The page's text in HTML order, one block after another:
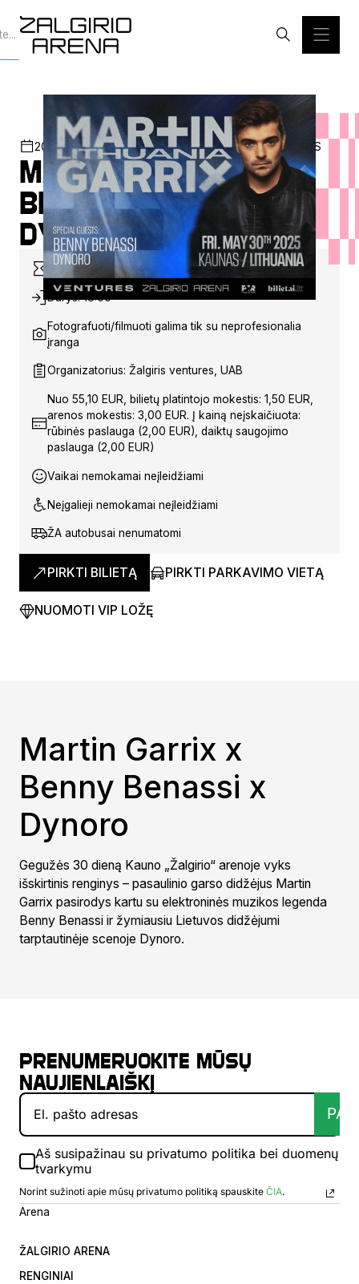
2025-05-30 20:00 ŽALGIRIO ARENA KONCERTAS
Martin Garrix x
Benny Benassi x
Dynoro
Trukmė: ~4 val. 00 min.
Durys: 18:00
Fotografuoti/filmuoti galima tik su neprofesionalia
įranga
Organizatorius: Žalgiris ventures, UAB
Nuo 55,10 EUR, bilietų platintojo mokestis: 1,50 EUR,
arenos mokestis: 3,00 EUR. Į kainą neįskaičiuota:
rūbinės paslauga (2,00 EUR), daiktų saugojimo
paslauga (2,00 EUR)
Vaikai nemokamai neįleidžiami
Neįgalieji nemokamai neįleidžiami
ŽA autobusai nenumatomi
PIRKTI BILIETĄ PIRKTI PARKAVIMO VIETĄ
NUOMOTI VIP LOŽĘ
Martin Garrix x
Benny Benassi x
Dynoro
Gegužės 30 dieną Kauno „Žalgirio“ arenoje vyks
išskirtinis renginys – pasaulinio garso didžėjus Martin
Garrix pasirodys kartu su elektroninės muzikos legenda
Benny Benassi ir žymiausiu Lietuvos didžėjumi
tarptautinėje scenoje Dynoro.
Prenumeruokite mūsų
naujienlaiškį
Aš susipažinau su privatumo politika bei duomenų
tvarkymu
Norint sužinoti apie mūsų privatumo politiką spauskite ČIA.
Arena
ŽALGIRIO ARENA
RENGINIAI